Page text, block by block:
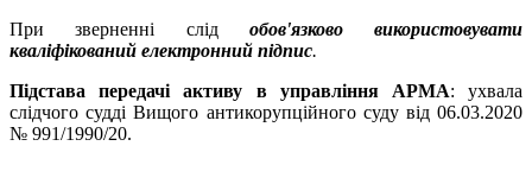
При зверненні слід обов'язково використовувати
кваліфікований електронний підпис.
Підстава передачі активу в управління АРМА: ухвала
слідчого судді Вищого антикорупційного суду від 06.03.2020
№ 991/1990/20.